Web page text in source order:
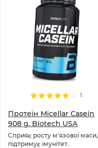
1
Протеїн Micellar Casein
908 g. Biotech USA
Сприяє росту м'язової маси,
підтримує імунітет.